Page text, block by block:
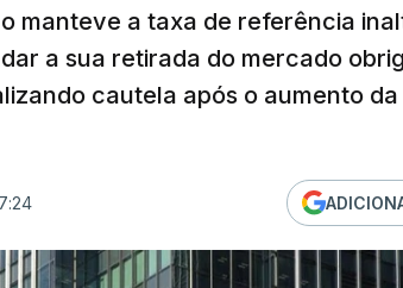
manteve a taxa de referência
a sua retirada do mercado
cautela após o aumento